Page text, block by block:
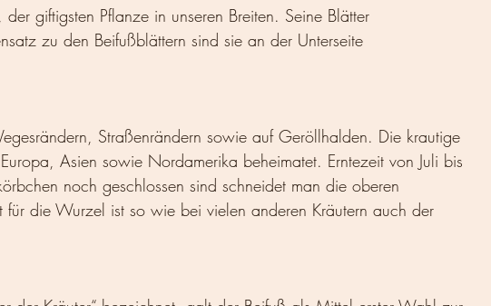
der giftigsten Pflanze in unseren Breiten. Seine Blätter
zu den Beifußblättern sind sie an der Unterseite
Straßenrändern sowie auf Geröllhalden. Die krautige
Asien sowie Nordamerika beheimatet. Erntezeit von Juli bis
noch geschlossen sind schneidet man die oberen
für die Wurzel ist so wie bei vielen anderen Kräutern auch der